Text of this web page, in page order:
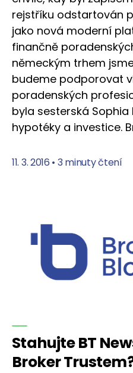
rejstříku odstartován
jako nová moderní
finančně
německým trhem
budeme podporovat
poradenských
byla sesterská
hypotéky a investice.
11. 3. 2016 • 3 minuty čtení
Stahujte BT
Broker